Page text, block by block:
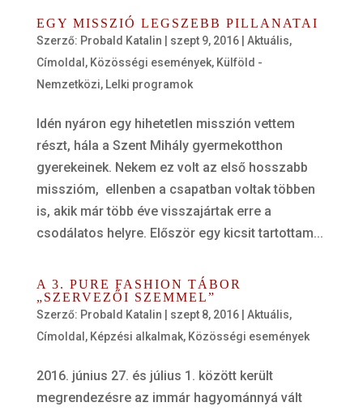
EGY MISSZIÓ LEGSZEBB PILLANATAI
Szerző: Probald Katalin szept 9, 2016| Aktuális,
Címoldal , Közösségi események, Külföld -
Nemzetközi, Lelki programok
Idén nyáron egy hihetetlen misszión vettem
részt, hála a Szent Mihály gyermekotthon
gyerekeinek. Nekem ez volt az első hosszabb
misszióm, ellenben a csapatban voltak többen
is, akik már több éve visszajártak erre a
csodálatos helyre. Először egy kicsit tartottam...
A 3. PURE FASHION TÁBOR
„SZERVEZŐI SZEMMEL”
Szerző: Probald Katalin szept 8, 2016| Aktuális,
Címoldal , Képzési alkalmak, Közösségi események
2016. június 27. és július 1. között került
megrendezésre az immár hagyománnyá vált